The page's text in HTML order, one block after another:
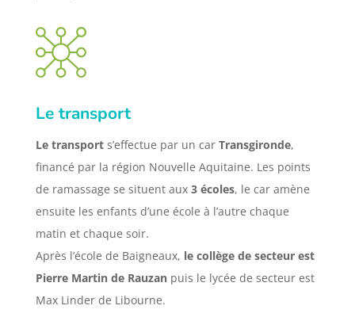
Le transport
Le transports’effectue par un car Transgironde,
financé par la région Nouvelle Aquitaine. Les points
de ramassage se situent aux 3 écoles, le car amène
ensuite les enfants d’une école à l’autre chaque
matin et chaque soir.
Après l’école de Baigneaux, le collège de secteur est
Pierre Martin de Rauzanpuis le lycée de secteur est
Max Linder de Libourne.